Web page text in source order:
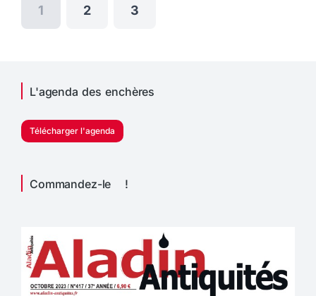
1 2 3
L'agenda des enchères
Télécharger l'agenda
Commandez-le !